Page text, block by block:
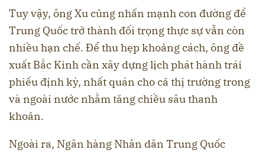
Tuy vậy, ông Xu cũng nhấn mạnh con đường để
Trung Quốc trở thành đối trọng thực sự vẫn còn
nhiều hạn chế. Để thu hẹp khoảng cách, ông đề
xuất Bắc Kinh cần xây dựng lịch phát hành trái
phiếu định kỳ, nhất quán cho cả thị trường trong
và ngoài nước nhằm tăng chiều sâu thanh
khoản.
Ngoài ra, Ngân hàng Nhân dân Trung Quốc